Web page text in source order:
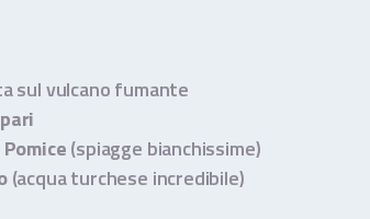
sul vulcano fumante
(spiagge bianchissime)
(acqua turchese incredibile)